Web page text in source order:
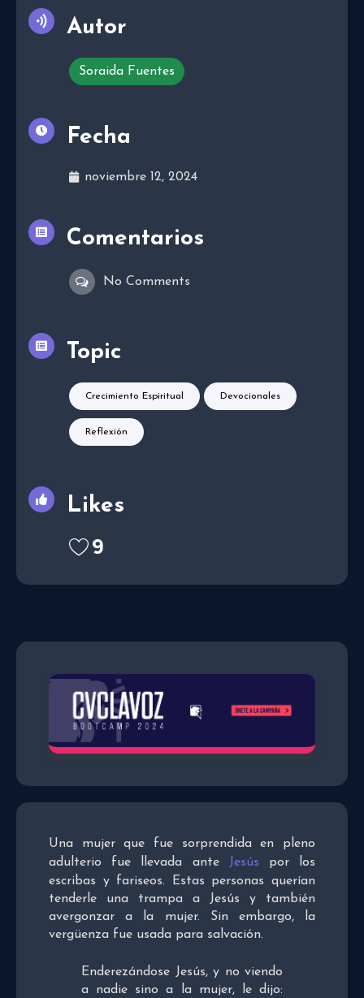
Una mujer que fue sorprendida en pleno
adulterio fue llevada ante Jesús por los
escribas y fariseos. Estas personas querían
tenderle una trampa a Jesús y también
avergonzar a la mujer. Sin embargo, la
vergüenza fue usada para salvación.
Enderezándose Jesús, y no viendo
a nadie sino a la mujer, le dijo:
Autor
Soraida Fuentes
Fecha
noviembre 12, 2024
Comentarios
No Comments
Topic
Crecimiento Espiritual Devocionales
Reflexión
Likes
9